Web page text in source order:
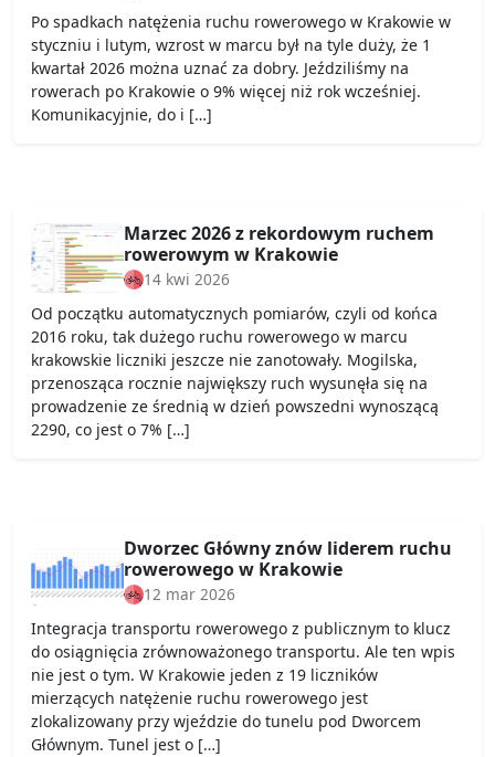
Po spadkach natężenia ruchu rowerowego w Krakowie w
styczniu i lutym, wzrost w marcu był na tyle duży, że 1
kwartał 2026 można uznać za dobry. Jeździliśmy na
rowerach po Krakowie o 9% więcej niż rok wcześniej.
Komunikacyjnie, do i […]
Marzec 2026 z rekordowym ruchem
rowerowym w Krakowie
14 kwi 2026
Od początku automatycznych pomiarów, czyli od końca
2016 roku, tak dużego ruchu rowerowego w marcu
krakowskie liczniki jeszcze nie zanotowały. Mogilska,
przenosząca rocznie największy ruch wysunęła się na
prowadzenie ze średnią w dzień powszedni wynoszącą
2290, co jest o 7% […]
Dworzec Główny znów liderem ruchu
rowerowego w Krakowie
12 mar 2026
Integracja transportu rowerowego z publicznym to klucz
do osiągnięcia zrównoważonego transportu. Ale ten wpis
nie jest o tym. W Krakowie jeden z 19 liczników
mierzących natężenie ruchu rowerowego jest
zlokalizowany przy wjeździe do tunelu pod Dworcem
Głównym. Tunel jest o […]